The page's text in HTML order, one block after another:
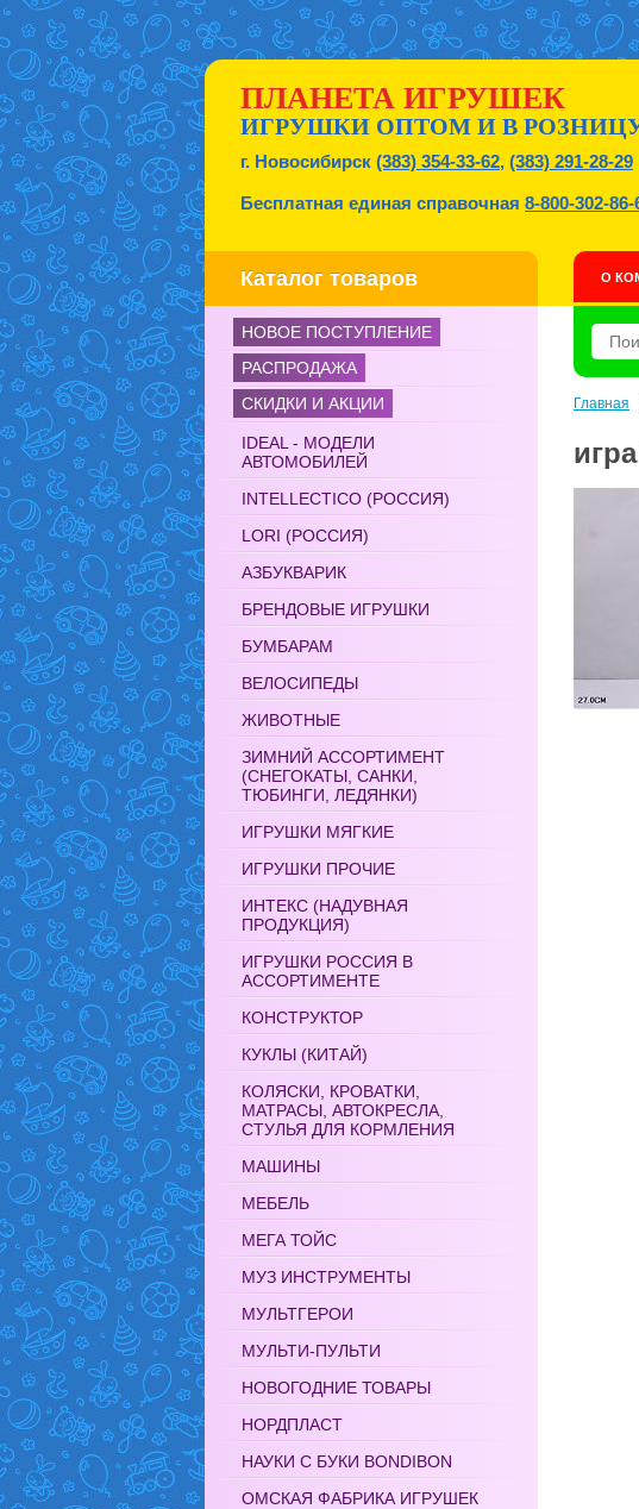
ПЛАНЕТА ИГРУШЕК
ИГРУШКИ ОПТОМ И В
г. Новосибирск (383) 354-33-62, (383) 291-28-29
Бесплатная единая справочная 8-800-302-86-
Каталог товаров О
НОВОЕ ПОСТУПЛЕНИЕ
РАСПРОДАЖА
СКИДКИ И АКЦИИ
IDEAL - МОДЕЛИ
АВТОМОБИЛЕЙ
INTELLECTICO (РОССИЯ)
LORI (РОССИЯ)
АЗБУКВАРИК
БРЕНДОВЫЕ ИГРУШКИ
БУМБАРАМ
ВЕЛОСИПЕДЫ
ЖИВОТНЫЕ
ЗИМНИЙ АССОРТИМЕНТ
(СНЕГОКАТЫ, САНКИ,
ТЮБИНГИ, ЛЕДЯНКИ)
ИГРУШКИ МЯГКИЕ
ИГРУШКИ ПРОЧИЕ
ИНТЕКС (НАДУВНАЯ
ПРОДУКЦИЯ)
ИГРУШКИ РОССИЯ В
АССОРТИМЕНТЕ
КОНСТРУКТОР
КУКЛЫ (КИТАЙ)
КОЛЯСКИ, КРОВАТКИ,
МАТРАСЫ, АВТОКРЕСЛА,
СТУЛЬЯ ДЛЯ КОРМЛЕНИЯ
МАШИНЫ
МЕБЕЛЬ
МЕГА ТОЙС
МУЗ ИНСТРУМЕНТЫ
МУЛЬТГЕРОИ
МУЛЬТИ-ПУЛЬТИ
НОВОГОДНИЕ ТОВАРЫ
НОРДПЛАСТ
НАУКИ С БУКИ BONDIBON
ОМСКАЯ ФАБРИКА ИГРУШЕК
Главная